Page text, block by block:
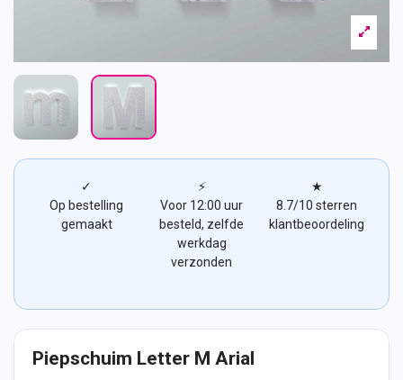
✓
Op bestelling
gemaakt
⚡
Voor 12:00 uur
besteld, zelfde
werkdag
verzonden
★
8.7/10 sterren
klantbeoordeling
Piepschuim Letter M Arial